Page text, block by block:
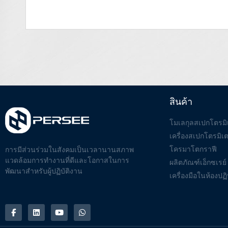
การมีส่วนร่วมในสังคมเป็นเวลานานสภาพ
แวดล้อมการทำงานที่ดีและโอกาสในการ
พัฒนาสำหรับผู้ปฏิบัติงาน
สินค้า
โมเลกุลสเปกโตรมิ
เครื่องสเปกโตรมิ
โครมาโตกราฟี
ผลิตภัณฑ์เอ็กซเรย์
เครื่องมือในห้องป